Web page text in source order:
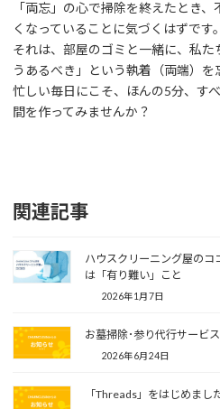
「両忘」の心で掃除を終えたとき
くなっていることに気づくはずです。
それは、部屋のゴミと一緒に、私
うあるべき」という執着（両端）を
忙しい毎日にこそ、ほんの5分、す
間を作ってみませんか？
関連記事
ハウスクリーニング屋の
は「有り難い」こと
2026年1月7日
お墓掃除･参り代行サービ
2026年6月24日
「Threads」をはじめまし